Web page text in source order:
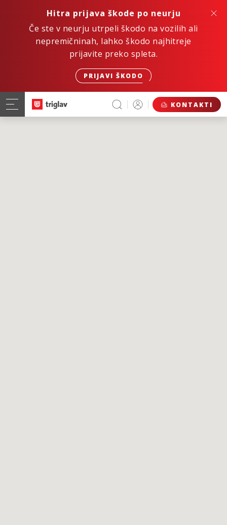
Hitra prijava škode po neurju
Če ste v neurju utrpeli škodo na vozilih ali
nepremičninah, lahko škodo najhitreje
prijavite preko spleta.
PRIJAVI ŠKODO
KONTAKTI